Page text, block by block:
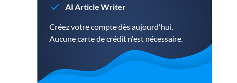
AI Article Writer
Créez votre compte dès aujourd'hui.
Aucune carte de crédit n'est nécessaire.